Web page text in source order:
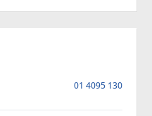
01 4095 130